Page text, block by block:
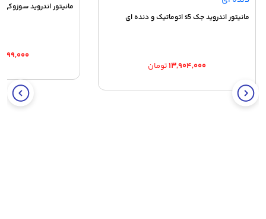
مانیتور اندروید جک s5 اتوماتیک و دنده ای
۱۳,۹۰۴,۰۰۰تومان
مانیتور اندروید سوزوکی